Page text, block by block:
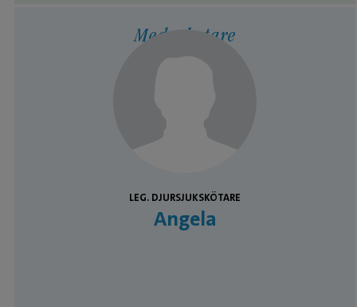
Medarbetare
LEG. DJURSJUKSKÖTARE
Angela